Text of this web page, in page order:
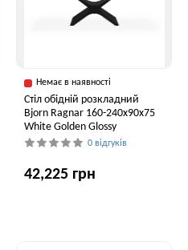
Немає в наявності
Стіл обідній розкладний
Bjorn Ragnar 160-240х90х75
White Golden Glossy
0 відгуків
42,225 грн